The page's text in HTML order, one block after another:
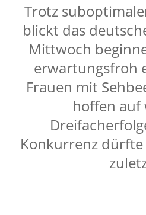
Trotz
blickt das
Mittwoch
erwartungsfroh
Frauen mit
hoffen auf
Konkurrenz